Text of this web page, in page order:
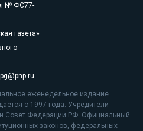
№ ФС77-
газета»
pg@pnp.ru
еженедельное издание
с 1997 года. Учредители
и Совет Федерации РФ. Официальный
законов, федеральных